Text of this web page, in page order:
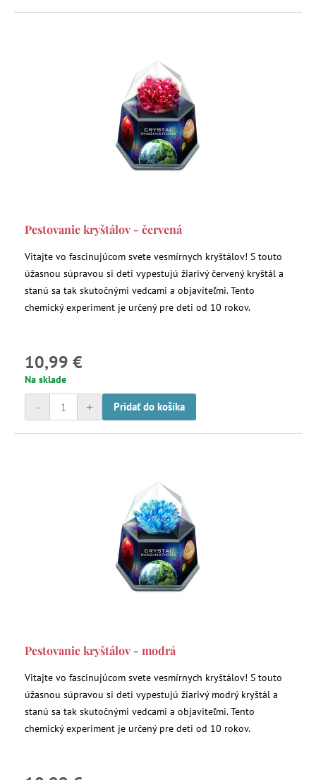
Pestovanie kryštálov - červená
Vitajte vo fascinujúcom svete vesmírnych kryštálov! S touto
úžasnou súpravou si deti vypestujú žiarivý červený kryštál a
stanú sa tak skutočnými vedcami a objaviteľmi. Tento
chemický experiment je určený pre deti od 10 rokov.
10,99 €
Na sklade
+
- Pridať do košíka
Pestovanie kryštálov - modrá
Vitajte vo fascinujúcom svete vesmírnych kryštálov! S touto
úžasnou súpravou si deti vypestujú žiarivý modrý kryštál a
stanú sa tak skutočnými vedcami a objaviteľmi. Tento
chemický experiment je určený pre deti od 10 rokov.